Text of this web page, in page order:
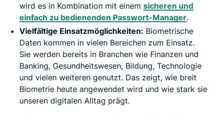
wird es in Kombination mit einem sicheren und
einfach zu bedienenden Passwort-Manager.
Vielfältige Einsatzmöglichkeiten: Biometrische
Daten kommen in vielen Bereichen zum Einsatz.
Sie werden bereits in Branchen wie Finanzen und
Banking, Gesundheitswesen, Bildung, Technologie
und vielen weiteren genutzt. Das zeigt, wie breit
Biometrie heute angewendet wird und wie stark sie
unseren digitalen Alltag prägt.